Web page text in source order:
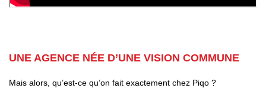
UNE AGENCE NÉE D’UNE VISION COMMUNE
Mais alors, qu’est-ce qu’on fait exactement chez Piqo ?